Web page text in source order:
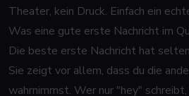
Theater, kein Druck. Einfach ein
Was eine gute erste Nachricht im
Die beste erste Nachricht hat
Sie zeigt vor allem, dass du die
wahrnimmst. Wer nur "hey"